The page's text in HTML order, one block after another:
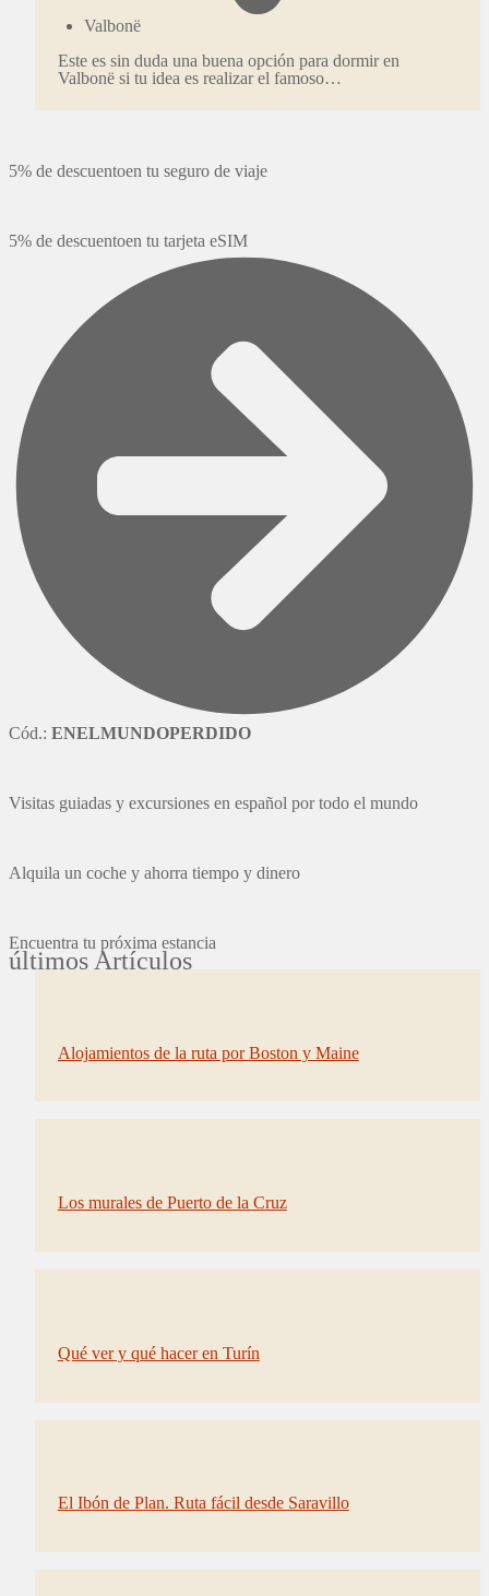
Valbonë
Este es sin duda una buena opción para dormir en
Valbonë si tu idea es realizar el famoso…
5% de descuentoen tu seguro de viaje
5% de descuentoen tu tarjeta eSIM
Cód.: ENELMUNDOPERDIDO
Visitas guiadas y excursiones en español por todo el mundo
Alquila un coche y ahorra tiempo y dinero
Encuentra tu próxima estancia
últimos Artículos
Alojamientos de la ruta por Boston y Maine
Los murales de Puerto de la Cruz
Qué ver y qué hacer en Turín
El Ibón de Plan. Ruta fácil desde Saravillo